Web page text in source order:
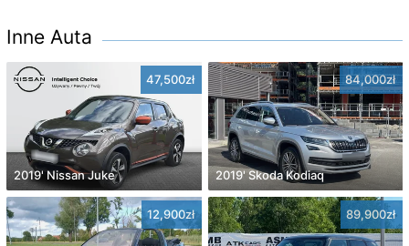
Inne Auta
47,500zł
2019' Nissan Juke
84,000zł
2019' Skoda Kodiaq
12,900zł 89,900zł